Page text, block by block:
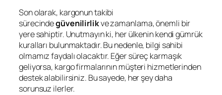
Son olarak, kargonun takibi
sürecindegüvenilirlikve zamanlama, önemli bir
yere sahiptir. Unutmayın ki, her ülkenin kendi gümrük
kuralları bulunmaktadır. Bu nedenle, bilgi sahibi
olmamız faydalı olacaktır. Eğer süreç karmaşık
geliyorsa, kargo firmalarının müşteri hizmetlerinden
destek alabilirsiniz. Bu sayede, her şey daha
sorunsuz ilerler.